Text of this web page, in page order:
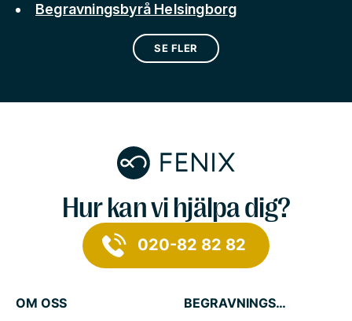
Begravningsbyrå Helsingborg
SE FLER
Hur kan vi hjälpa dig?
020-82 82 82
OM OSS
BEGRAVNINGSTJÄNSTER